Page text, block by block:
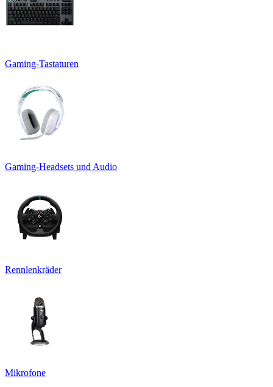
Gaming-Tastaturen
Gaming-Headsets und Audio
Rennlenkräder
Mikrofone